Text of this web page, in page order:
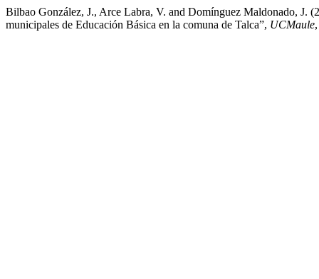
Bilbao González, J., Arce Labra, V. and Domínguez Maldonado, J.
municipales de Educación Básica en la comuna de Talca”, UCMaule